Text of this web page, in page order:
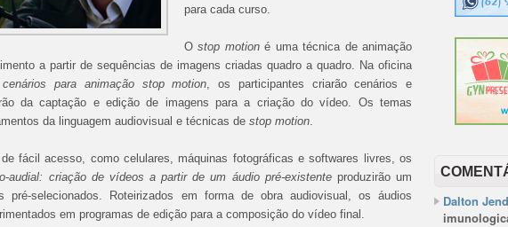
para cada curso.
Ostop motioné uma técnica de animação
a partir de sequências de imagens criadas quadro a quadro. Na oficina
para animação stop motion, os participantes criarão cenários e
da captação e edição de imagens para a criação do vídeo. Os temas
da linguagem audiovisual e técnicas de stop motion.
fácil acesso, como celulares, máquinas fotográficas e softwares livres, os
audial: criação de vídeos a partir de um áudio pré-existenteproduzirão um
selecionados. Roteirizados em forma de obra audiovisual, os áudios
em programas de edição para a composição do vídeo final.
Dalton